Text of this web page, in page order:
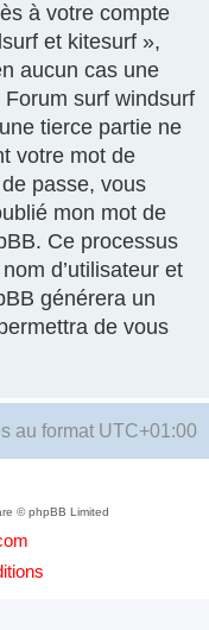
à votre compte
et kitesurf »,
aucun cas une
surf windsurf
tierce partie ne
votre mot de
passe, vous
mon mot de
Ce processus
d’utilisateur et
générera un
de vous
au format UTC+01:00
© phpBB Limited